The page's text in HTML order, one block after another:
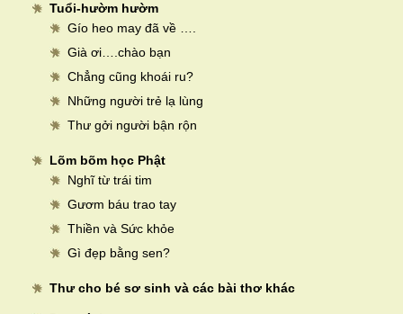
Tuổi-hườm hườm
Gío heo may đã về ….
Già ơi….chào bạn
Chẳng cũng khoái ru?
Những người trẻ lạ lùng
Thư gởi người bận rộn
Lõm bõm học Phật
Nghĩ từ trái tim
Gươm báu trao tay
Thiền và Sức khỏe
Gì đẹp bằng sen?
Thư cho bé sơ sinh và các bài thơ khác